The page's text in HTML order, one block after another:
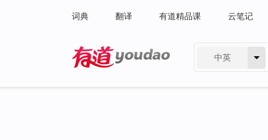
词典 翻译 有道精品课 云笔记
中英